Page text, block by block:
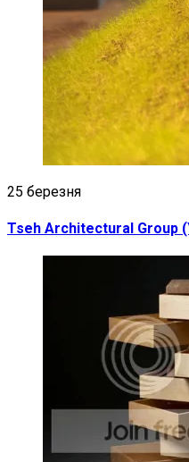
25 березня
Tseh Architectural Group